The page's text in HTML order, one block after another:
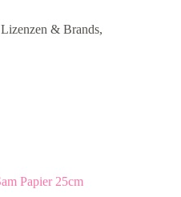
Lizenzen & Brands,